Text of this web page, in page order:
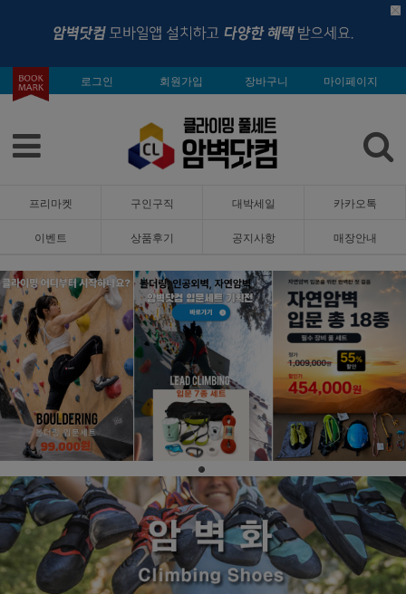
로그인 회원가입 장바구니 마이페이지
프리마켓 구인구직 대박세일 카카오톡
이벤트 상품후기 공지사항 매장안내